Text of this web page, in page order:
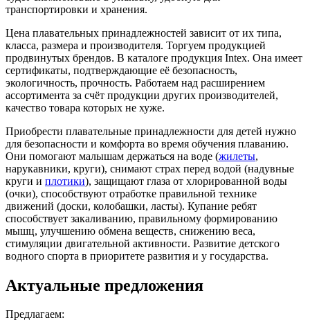
транспортировки и хранения.
Цена плавательных принадлежностей зависит от их типа,
класса, размера и производителя. Торгуем продукцией
продвинутых брендов. В каталоге продукция Intex. Она имеет
сертификаты, подтверждающие её безопасность,
экологичность, прочность. Работаем над расширением
ассортимента за счёт продукции других производителей,
качество товара которых не хуже.
Приобрести плавательные принадлежности для детей нужно
для безопасности и комфорта во время обучения плаванию.
Они помогают малышам держаться на воде (жилеты,
нарукавники, круги), снимают страх перед водой (надувные
круги и плотики), защищают глаза от хлорированной воды
(очки), способствуют отработке правильной технике
движений (доски, колобашки, ласты). Купание ребят
способствует закаливанию, правильному формированию
мышц, улучшению обмена веществ, снижению веса,
стимуляции двигательной активности. Развитие детского
водного спорта в приоритете развития и у государства.
Актуальные предложения
Предлагаем: